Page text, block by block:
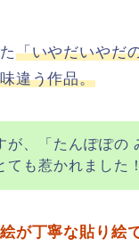
「いやだいやだ
違う作品。
が、「たんぽぽの
ても惹かれました！
が丁寧な貼り絵